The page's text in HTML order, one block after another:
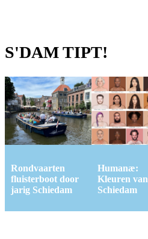
S'DAM TIPT!
Rondvaarten
fluisterboot door
jarig Schiedam
Humanæ:
Kleuren van
Schiedam